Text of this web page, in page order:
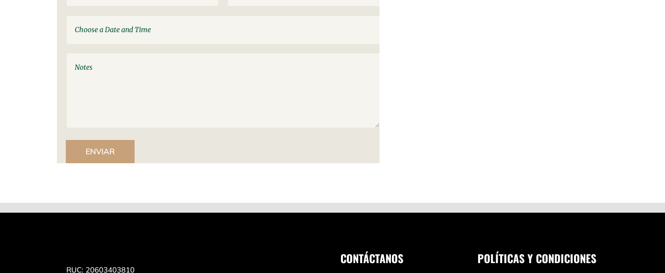
ENVIAR
RUC: 20603403810
CONTÁCTANOS POLÍTICAS Y CONDICIONES